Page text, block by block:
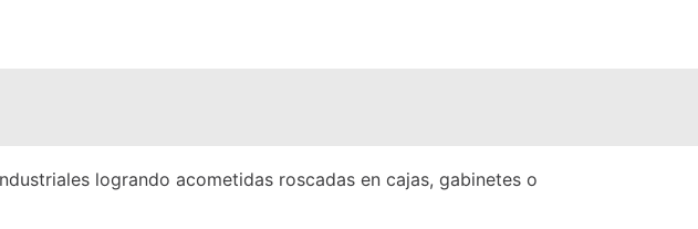
logrando acometidas roscadas en cajas, gabinetes o